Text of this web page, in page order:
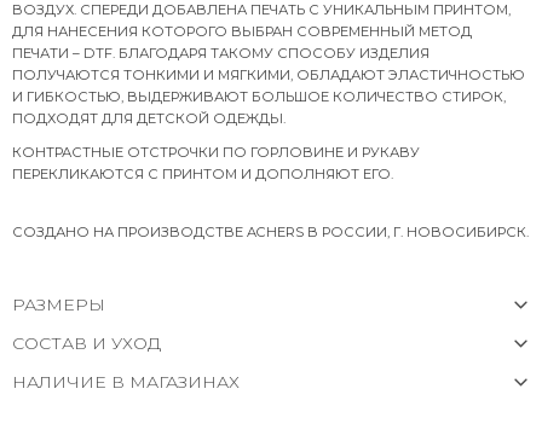
ВОЗДУХ. СПЕРЕДИ ДОБАВЛЕНА ПЕЧАТЬ С УНИКАЛЬНЫМ ПРИНТОМ,
ДЛЯ НАНЕСЕНИЯ КОТОРОГО ВЫБРАН СОВРЕМЕННЫЙ МЕТОД
ПЕЧАТИ – DTF. БЛАГОДАРЯ ТАКОМУ СПОСОБУ ИЗДЕЛИЯ
ПОЛУЧАЮТСЯ ТОНКИМИ И МЯГКИМИ, ОБЛАДАЮТ ЭЛАСТИЧНОСТЬЮ
И ГИБКОСТЬЮ, ВЫДЕРЖИВАЮТ БОЛЬШОЕ КОЛИЧЕСТВО СТИРОК,
ПОДХОДЯТ ДЛЯ ДЕТСКОЙ ОДЕЖДЫ.
КОНТРАСТНЫЕ ОТСТРОЧКИ ПО ГОРЛОВИНЕ И РУКАВУ
ПЕРЕКЛИКАЮТСЯ С ПРИНТОМ И ДОПОЛНЯЮТ ЕГО.
СОЗДАНО НА ПРОИЗВОДСТВЕ ACHERS В РОССИИ, Г. НОВОСИБИРСК.
РАЗМЕРЫ
СОСТАВ И УХОД
НАЛИЧИЕ В МАГАЗИНАХ